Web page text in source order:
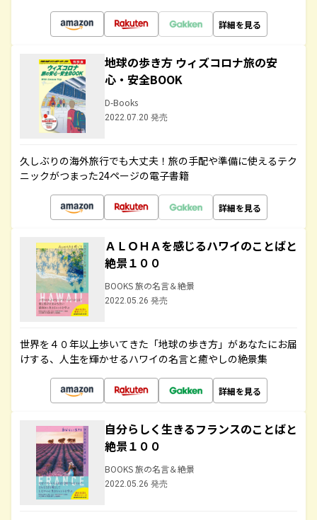
詳細を見る
地球の歩き方 ウィズコロナ旅の安
心・安全BOOK
D-Books
2022.07.20 発売
久しぶりの海外旅行でも大丈夫！旅の手配や準備に使えるテク
ニックがつまった24ページの電子書籍
詳細を見る
ＡＬＯＨＡを感じるハワイのことばと
絶景１００
BOOKS 旅の名言＆絶景
2022.05.26 発売
世界を４０年以上歩いてきた「地球の歩き方」があなたにお届
けする、人生を輝かせるハワイの名言と癒やしの絶景集
詳細を見る
自分らしく生きるフランスのことばと
絶景１００
BOOKS 旅の名言＆絶景
2022.05.26 発売